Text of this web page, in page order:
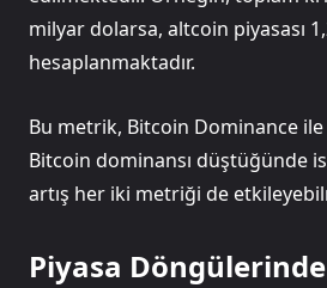
milyar dolarsa, altcoin piyasası
hesaplanmaktadır.
Bu metrik, Bitcoin Dominance ile
Bitcoin dominansı düştüğünde
artış her iki metriği de
Piyasa